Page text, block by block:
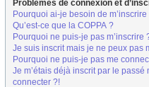
Problèmes de connexion et
Pourquoi ai-je besoin de m’inscrire
Qu’est-ce que la COPPA ?
Pourquoi ne puis-je pas m’inscrire
Je suis inscrit mais je ne peux pas
Pourquoi ne puis-je pas me
Je m’étais déjà inscrit par le
connecter ?!